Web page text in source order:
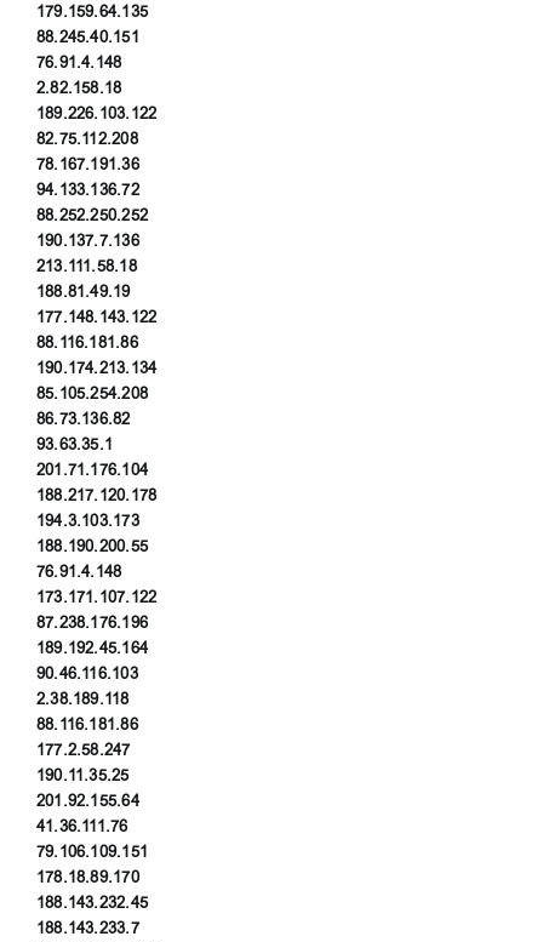
179.159.64.135
88.245.40.151
76.91.4.148
2.82.158.18
189.226.103.122
82.75.112.208
78.167.191.36
94.133.136.72
88.252.250.252
190.137.7.136
213.111.58.18
188.81.49.19
177.148.143.122
88.116.181.86
190.174.213.134
85.105.254.208
86.73.136.82
93.63.35.1
201.71.176.104
188.217.120.178
194.3.103.173
188.190.200.55
76.91.4.148
173.171.107.122
87.238.176.196
189.192.45.164
90.46.116.103
2.38.189.118
88.116.181.86
177.2.58.247
190.11.35.25
201.92.155.64
41.36.111.76
79.106.109.151
178.18.89.170
188.143.232.45
188.143.233.7